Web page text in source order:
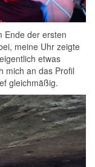
Ende der ersten
meine Uhr zeigte
etwas
mich an das Profil
gleichmäßig.